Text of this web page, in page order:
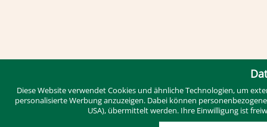
Diese Website verwendet Cookies und ähnliche Technologien, um
personalisierte Werbung anzuzeigen. Dabei können
USA), übermittelt werden. Ihre Einwilligung ist